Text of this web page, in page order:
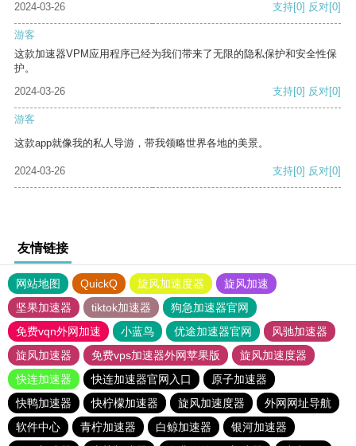
2024-03-26 支持[0] 反对[0]
游客
这款加速器VPM应用程序已经为我们带来了无限的隐私保护和安全性保
护。
2024-03-26
支持[0] 反对[0]
游客
这款app就像我的私人导游，带我领略世界各地的美景。
2024-03-26 支持[0] 反对[0]
友情链接
网站地图 QuickQ 旋风加速度器
旋风加速
坚果加速器
tiktok加速器
狗急加速器官网
免费vqn外网加速
小蓝鸟 优途加速器官网
风驰加速器
旋风加速器
免费vps加速器外网苹果版
旋风加速度器
快连加速器
快连加速器官网入口
原子加速器
快鸭加速器
快柠檬加速器 旋风加速度器
外网网址导航
软件中心
青柠加速器 白鲸加速器
银河加速器